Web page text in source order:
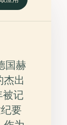
国赫
出
记
要